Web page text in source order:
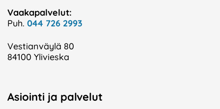
Vaakapalvelut:
Puh. 044 726 2993
Vestianväylä 80
84100 Ylivieska
Asiointi ja palvelut